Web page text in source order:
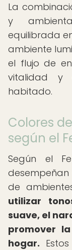
La
y
equilibrada
ambiente
el flujo de
vitalidad y
habitado.
Colores
según el
Según el
de
utilizar
suave, el
promover
hogar.